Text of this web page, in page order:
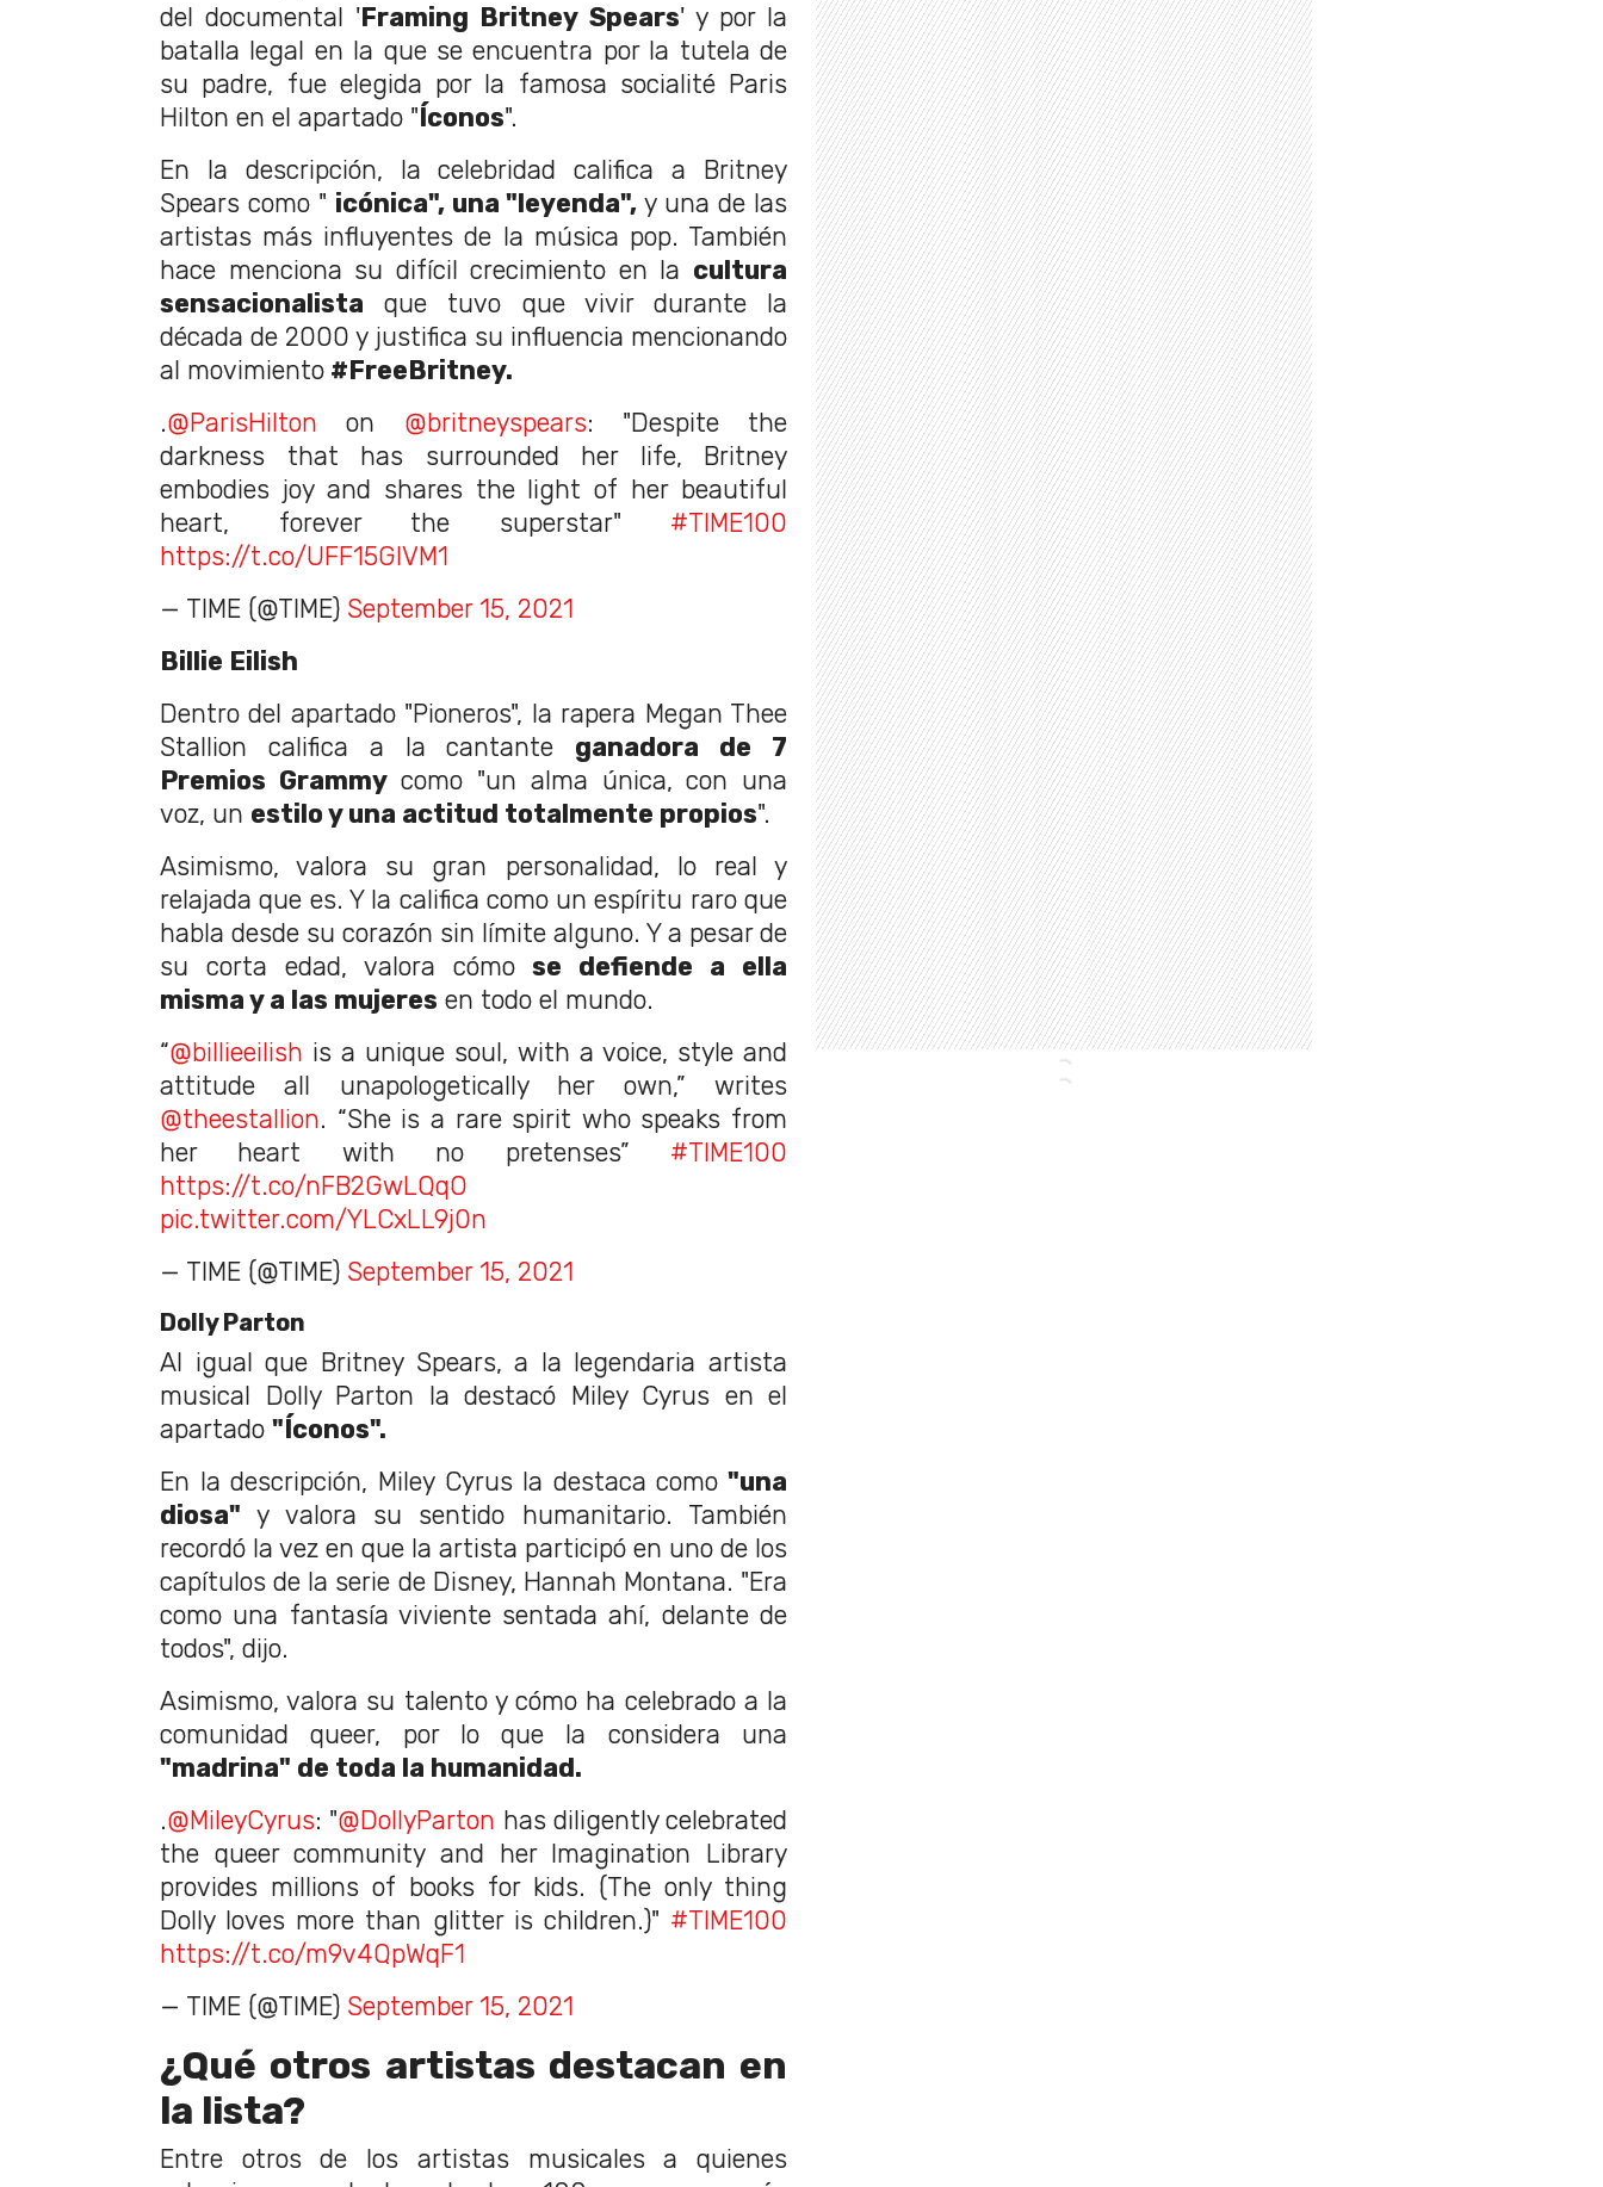
del documental 'Framing Britney Spears' y por la
batalla legal en la que se encuentra por la tutela de
su padre, fue elegida por la famosa socialité Paris
Hilton en el apartado "Íconos".
En la descripción, la celebridad califica a Britney
Spears como " icónica", una "leyenda", y una de las
artistas más influyentes de la música pop. También
hace menciona su difícil crecimiento en la cultura
sensacionalista que tuvo que vivir durante la
década de 2000 y justifica su influencia mencionando
al movimiento #FreeBritney.
.@ParisHilton on @britneyspears: "Despite the
darkness that has surrounded her life, Britney
embodies joy and shares the light of her beautiful
heart, forever the superstar" #TIME100
https://t.co/UFF15GlVM1
— TIME (@TIME) September 15, 2021
Billie Eilish
Dentro del apartado "Pioneros", la rapera Megan Thee
Stallion califica a la cantante ganadora de 7
Premios Grammycomo "un alma única, con una
voz, un estilo y una actitud totalmente propios".
Asimismo, valora su gran personalidad, lo real y
relajada que es. Y la califica como un espíritu raro que
habla desde su corazón sin límite alguno. Y a pesar de
su corta edad, valora cómose defiende a ella
misma y a las mujeres en todo el mundo.
“@billieeilish is a unique soul, with a voice, style and
attitude all unapologetically her own,” writes
@theestallion. “She is a rare spirit who speaks from
her heart with no pretenses” #TIME100
https://t.co/nFB2GwLQqO
pic.twitter.com/YLCxLL9j0n
— TIME (@TIME) September 15, 2021
Dolly Parton
Al igual que Britney Spears, a la legendaria artista
musical Dolly Parton la destacó Miley Cyrus en el
apartado "Íconos".
En la descripción, Miley Cyrus la destaca como "una
diosa" y valora su sentido humanitario. También
recordó la vez en que la artista participó en uno de los
capítulos de la serie de Disney, Hannah Montana. "Era
como una fantasía viviente sentada ahí, delante de
todos", dijo.
Asimismo, valora su talento y cómo ha celebrado a la
comunidad queer, por lo que la considera una
"madrina" de toda la humanidad.
.@MileyCyrus: "@DollyParton has diligently celebrated
the queer community and her Imagination Library
provides millions of books for kids. (The only thing
Dolly loves more than glitter is children.)" #TIME100
https://t.co/m9v4QpWqF1
— TIME (@TIME) September 15, 2021
¿Qué otros artistas destacan en
la lista?
Entre otros de los artistas musicales a quienes